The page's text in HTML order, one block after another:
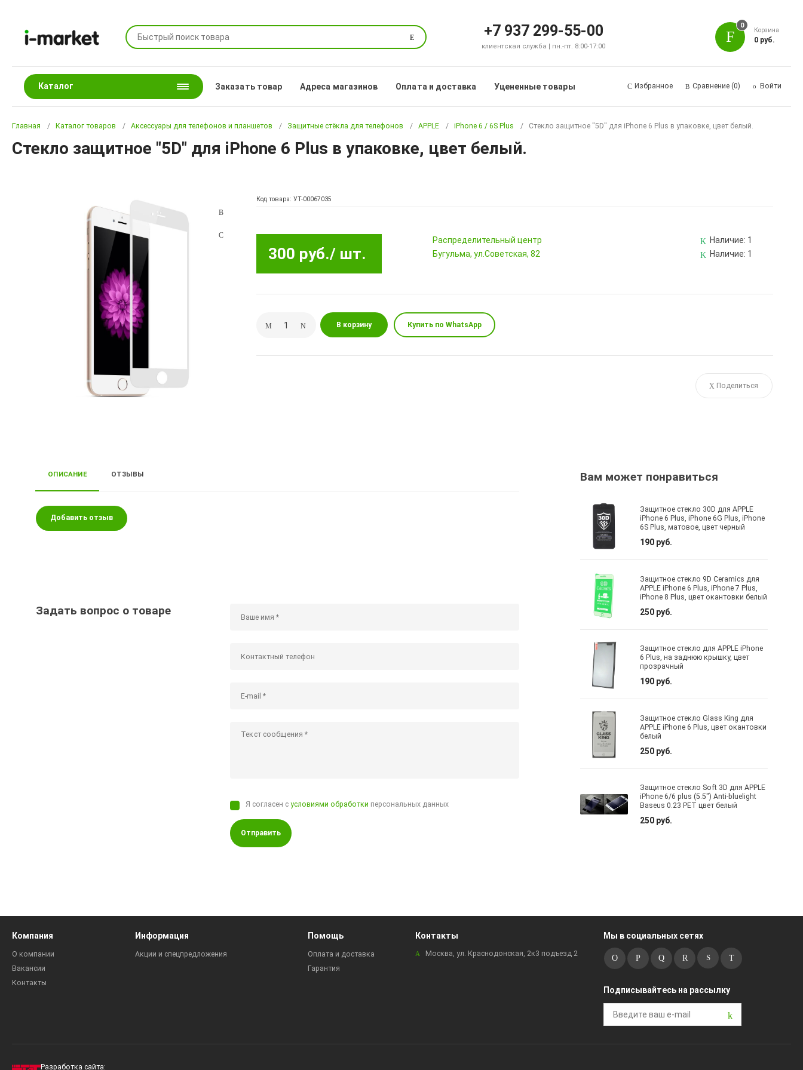
Поиск +7 937 299-55-00
клиентская служба | пн.-пт. 8:00-17:00
0
Корзина
0 руб.
Каталог Заказать товар Адреса магазинов Оплата и доставка Уцененные товары Избранное Сравнение (0) Войти
Главная Каталог товаров Аксессуары для телефонов и планшетов Защитные стёкла для телефонов APPLE iPhone 6 / 6S Plus Стекло защитное "5D" для iPhone 6 Plus в упаковке, цвет белый.
Стекло защитное "5D" для iPhone 6 Plus в упаковке, цвет белый.
Код товара: УТ-00067035
300 руб./ шт.
Pаспределительный центр Наличие: 1
Бугульма, ул.Советская, 82
Наличие: 1
В корзину Купить по WhatsApp
Поделиться
ОПИСАНИЕ ОТЗЫВЫ
Добавить отзыв
Задать вопрос о товаре
Я согласен сусловиями обработки персональных данных
Отправить
Вам может понравиться
Защитное стекло 30D для APPLE
iPhone 6 Plus, iPhone 6G Plus, iPhone
6S Plus, матовое, цвет черный
190 руб.
Защитное стекло 9D Ceramics для
APPLE iPhone 6 Plus, iPhone 7 Plus,
iPhone 8 Plus, цвет окантовки белый
250 руб.
Защитное стекло для APPLE iPhone
6 Plus, на заднюю крышку, цвет
прозрачный
190 руб.
Защитное стекло Glass King для
APPLE iPhone 6 Plus, цвет окантовки
белый
250 руб.
Защитное стекло Soft 3D для APPLE
iPhone 6/6 plus (5.5") Anti-bluelight
Baseus 0.23 PET цвет белый
250 руб.
Компания
О компании
Вакансии
Контакты
Информация
Акции и спецпредложения
Помощь
Оплата и доставка
Гарантия
Контакты
Москва, ул. Краснодонская, 2к3 подъезд 2
Мы в социальных сетях
Подписывайтесь на рассылку
Разработка сайта: